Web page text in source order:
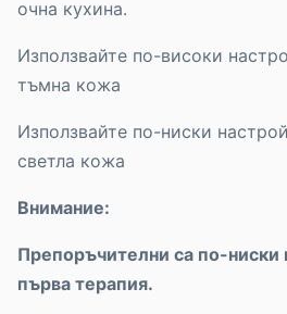
очна кухина.
Използвайте по-високи
тъмна кожа
Използвайте по-ниски
светла кожа
Внимание:
Препоръчителни са по-ниски
първа терапия.